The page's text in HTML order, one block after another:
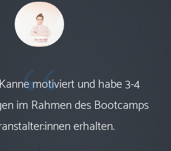
“
motiviert und habe 3-4
im Rahmen des Bootcamps
erhalten.